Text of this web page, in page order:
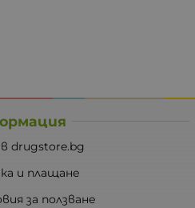
drugstore.bg
и плащане
за ползване